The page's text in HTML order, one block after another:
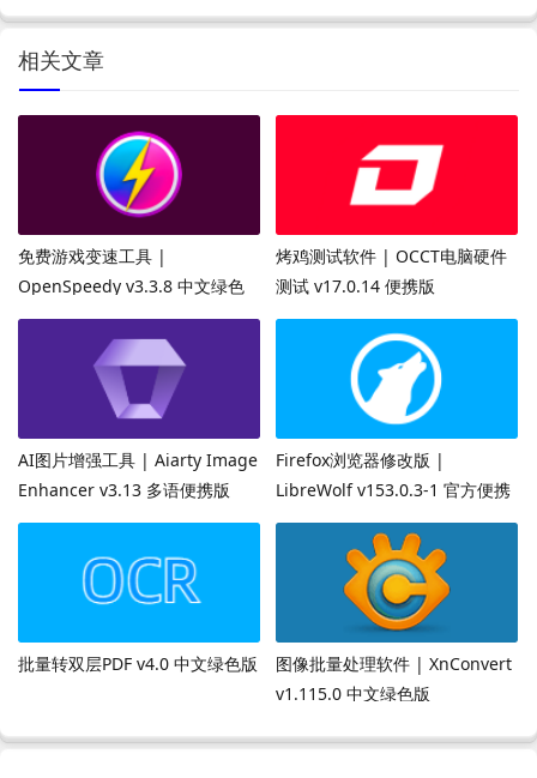
相关文章
免费游戏变速工具 |
OpenSpeedy v3.3.8 中文绿色
版
烤鸡测试软件 | OCCT电脑硬件
测试 v17.0.14 便携版
AI图片增强工具 | Aiarty Image
Enhancer v3.13 多语便携版
Firefox浏览器修改版 |
LibreWolf v153.0.3-1 官方便携
版
批量转双层PDF v4.0 中文绿色版
图像批量处理软件 | XnConvert
v1.115.0 中文绿色版